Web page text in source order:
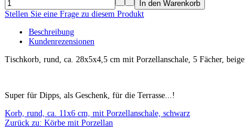
Stellen Sie eine Frage zu diesem Produkt
Beschreibung
Kundenrezensionen
Tischkorb, rund, ca. 28x5x4,5 cm mit Porzellanschale, 5 Fächer, beige
Super für Dipps, als Geschenk, für die Terrasse...!
Korb, rund, ca. 11x6 cm, mit Porzellanschale, schwarz
Zurück zu: Körbe mit Porzellan